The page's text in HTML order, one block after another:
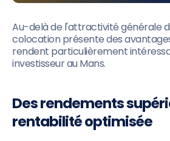
Au-delà de l'attractivité générale
colocation présente des
rendent particulièrement
investisseur au Mans.
Des rendements
rentabilité optimisée